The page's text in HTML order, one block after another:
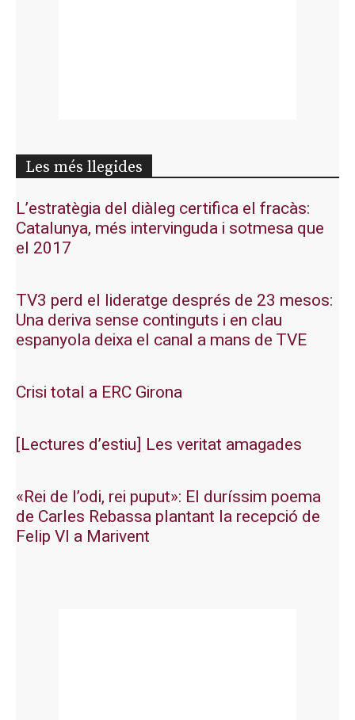
Les més llegides
L’estratègia del diàleg certifica el fracàs:
Catalunya, més intervinguda i sotmesa que
el 2017
TV3 perd el lideratge després de 23 mesos:
Una deriva sense continguts i en clau
espanyola deixa el canal a mans de TVE
Crisi total a ERC Girona
[Lectures d’estiu] Les veritat amagades
«Rei de l’odi, rei puput»: El duríssim poema
de Carles Rebassa plantant la recepció de
Felip VI a Marivent